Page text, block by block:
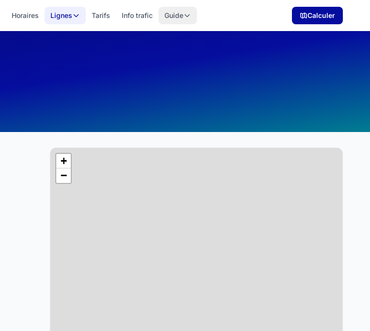
Horaires Lignes Tarifs Info trafic Guide Calculer
+
−